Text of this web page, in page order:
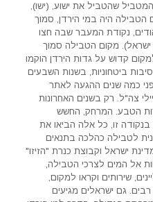
שהטביל את ישוע, (ישו),
היה במי הירדן, סמוך
נקודת המעבר שבה חצו
מקום הטבילה סמוך
קדוש על גדות הירדן הוקמו
ביטחוניות, בשנות השבעים
כמה שנים ההגעה לאתר
צה"ל. רק בשנים האחרונות
הטבע. המרחק, החשש
בנקודה זו, כל אלה הביאו את
לטבילה כהלכה בתנאים
ישראל וקבוצת כנרת "הזיזו"
אל המים לצרכי הטבילה,
שירותים וקראו למקום,
רבים. גם ישראלים מגיעים